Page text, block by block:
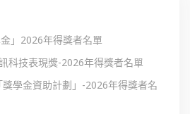
金」2026年得獎者名單
科技表現獎-2026年得獎者名單
學金資助計劃」-2026年得獎者名